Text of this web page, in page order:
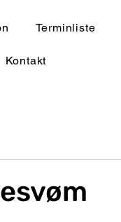
Terminliste
Kontakt